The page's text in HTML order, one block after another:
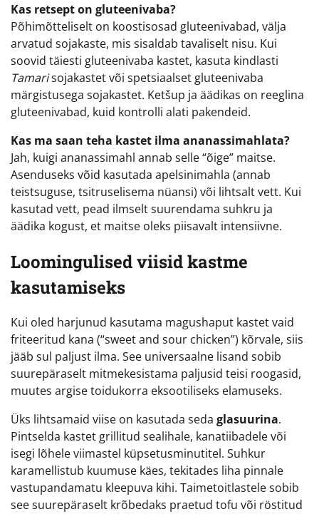
Kas retsept on gluteenivaba?
Põhimõtteliselt on koostisosad gluteenivabad, välja
arvatud sojakaste, mis sisaldab tavaliselt nisu. Kui
soovid täiesti gluteenivaba kastet, kasuta kindlasti
Tamarisojakastet või spetsiaalset gluteenivaba
märgistusega sojakastet. Ketšup ja äädikas on reeglina
gluteenivabad, kuid kontrolli alati pakendeid.
Kas ma saan teha kastet ilma ananassimahlata?
Jah, kuigi ananassimahl annab selle “õige” maitse.
Asenduseks võid kasutada apelsinimahla (annab
teistsuguse, tsitruselisema nüansi) või lihtsalt vett. Kui
kasutad vett, pead ilmselt suurendama suhkru ja
äädika kogust, et maitse oleks piisavalt intensiivne.
Loomingulised viisid kastme
kasutamiseks
Kui oled harjunud kasutama magushaput kastet vaid
friteeritud kana (“sweet and sour chicken”) kõrvale, siis
jääb sul paljust ilma. See universaalne lisand sobib
suurepäraselt mitmekesistama paljusid teisi roogasid,
muutes argise toidukorra eksootiliseks elamuseks.
Üks lihtsamaid viise on kasutada seda glasuurina.
Pintselda kastet grillitud sealihale, kanatiibadele või
isegi lõhele viimastel küpsetusminutitel. Suhkur
karamellistub kuumuse käes, tekitades liha pinnale
vastupandamatu kleepuva kihi. Taimetoitlastele sobib
see suurepäraselt krõbedaks praetud tofu või röstitud